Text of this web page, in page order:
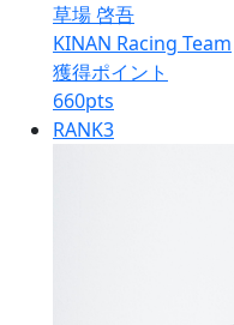
草場 啓吾
KINAN Racing Team
獲得ポイント
660pts
RANK3